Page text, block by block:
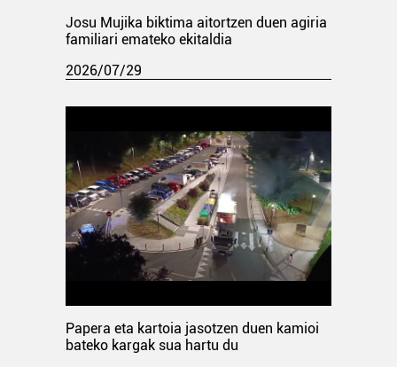
Josu Mujika biktima aitortzen duen agiria
familiari emateko ekitaldia
2026/07/29
Papera eta kartoia jasotzen duen kamioi
bateko kargak sua hartu du